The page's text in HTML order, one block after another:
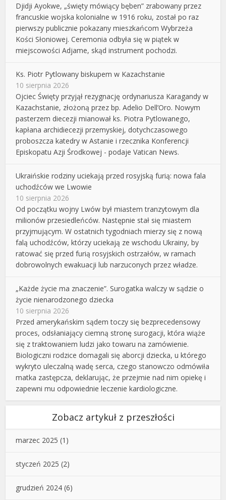
Djidji Ayokwe, „święty mówiący bęben” zrabowany przez
francuskie wojska kolonialne w 1916 roku, został po raz
pierwszy publicznie pokazany mieszkańcom Wybrzeża
Kości Słoniowej. Ceremonia odbyła się w piątek w
miejscowości Adjame, skąd instrument pochodzi.
Ks. Piotr Pytlowany biskupem w Kazachstanie
10 sierpnia 2026
Ojciec Święty przyjął rezygnację ordynariusza Karagandy w
Kazachstanie, złożoną przez bp. Adelio Dell’Oro. Nowym
pasterzem diecezji mianował ks. Piotra Pytlowanego,
kapłana archidiecezji przemyskiej, dotychczasowego
proboszcza katedry w Astanie i rzecznika Konferencji
Episkopatu Azji Środkowej - podaje Vatican News.
Ukraińskie rodziny uciekają przed rosyjską furią: nowa fala
uchodźców we Lwowie
10 sierpnia 2026
Od początku wojny Lwów był miastem tranzytowym dla
milionów przesiedleńców. Następnie stał się miastem
przyjmującym. W ostatnich tygodniach mierzy się z nową
falą uchodźców, którzy uciekają ze wschodu Ukrainy, by
ratować się przed furią rosyjskich ostrzałów, w ramach
dobrowolnych ewakuacji lub narzuconych przez władze.
„Każde życie ma znaczenie”. Surogatka walczy w sądzie o
życie nienarodzonego dziecka
10 sierpnia 2026
Przed amerykańskim sądem toczy się bezprecedensowy
proces, odsłaniający ciemną stronę surogacji, która wiąże
się z traktowaniem ludzi jako towaru na zamówienie.
Biologiczni rodzice domagali się aborcji dziecka, u którego
wykryto uleczalną wadę serca, czego stanowczo odmówiła
matka zastępcza, deklarując, że przejmie nad nim opiekę i
zapewni mu odpowiednie leczenie kardiologiczne.
Zobacz artykuł z przeszłości
marzec 2025 (1)
styczeń 2025 (2)
grudzień 2024 (6)